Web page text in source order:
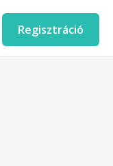
Regisztráció